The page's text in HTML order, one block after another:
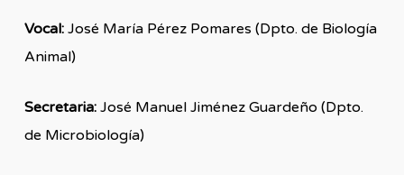
Vocal: José María Pérez Pomares (Dpto. de Biología
Animal)
Secretaria: José Manuel Jiménez Guardeño (Dpto.
de Microbiología)